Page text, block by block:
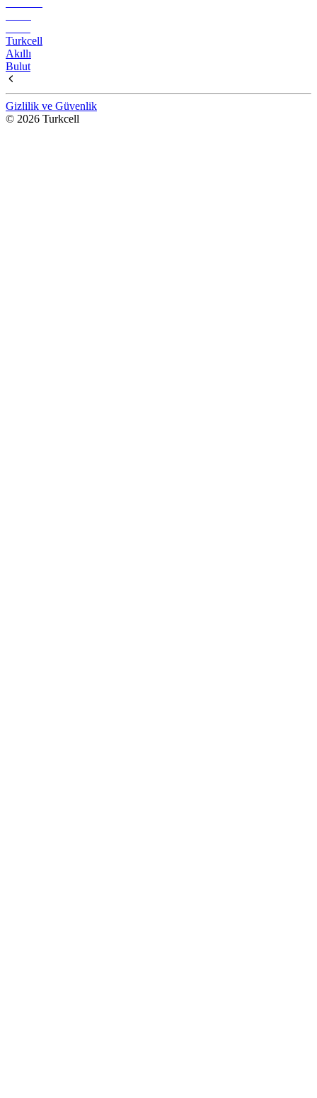
Turkcell
Akıllı
Bulut
Gizlilik ve Güvenlik
© 2026 Turkcell